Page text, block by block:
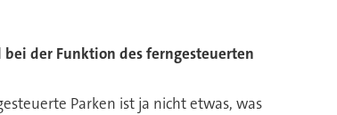
der Funktion des ferngesteuerten
Parken ist ja nicht etwas, was